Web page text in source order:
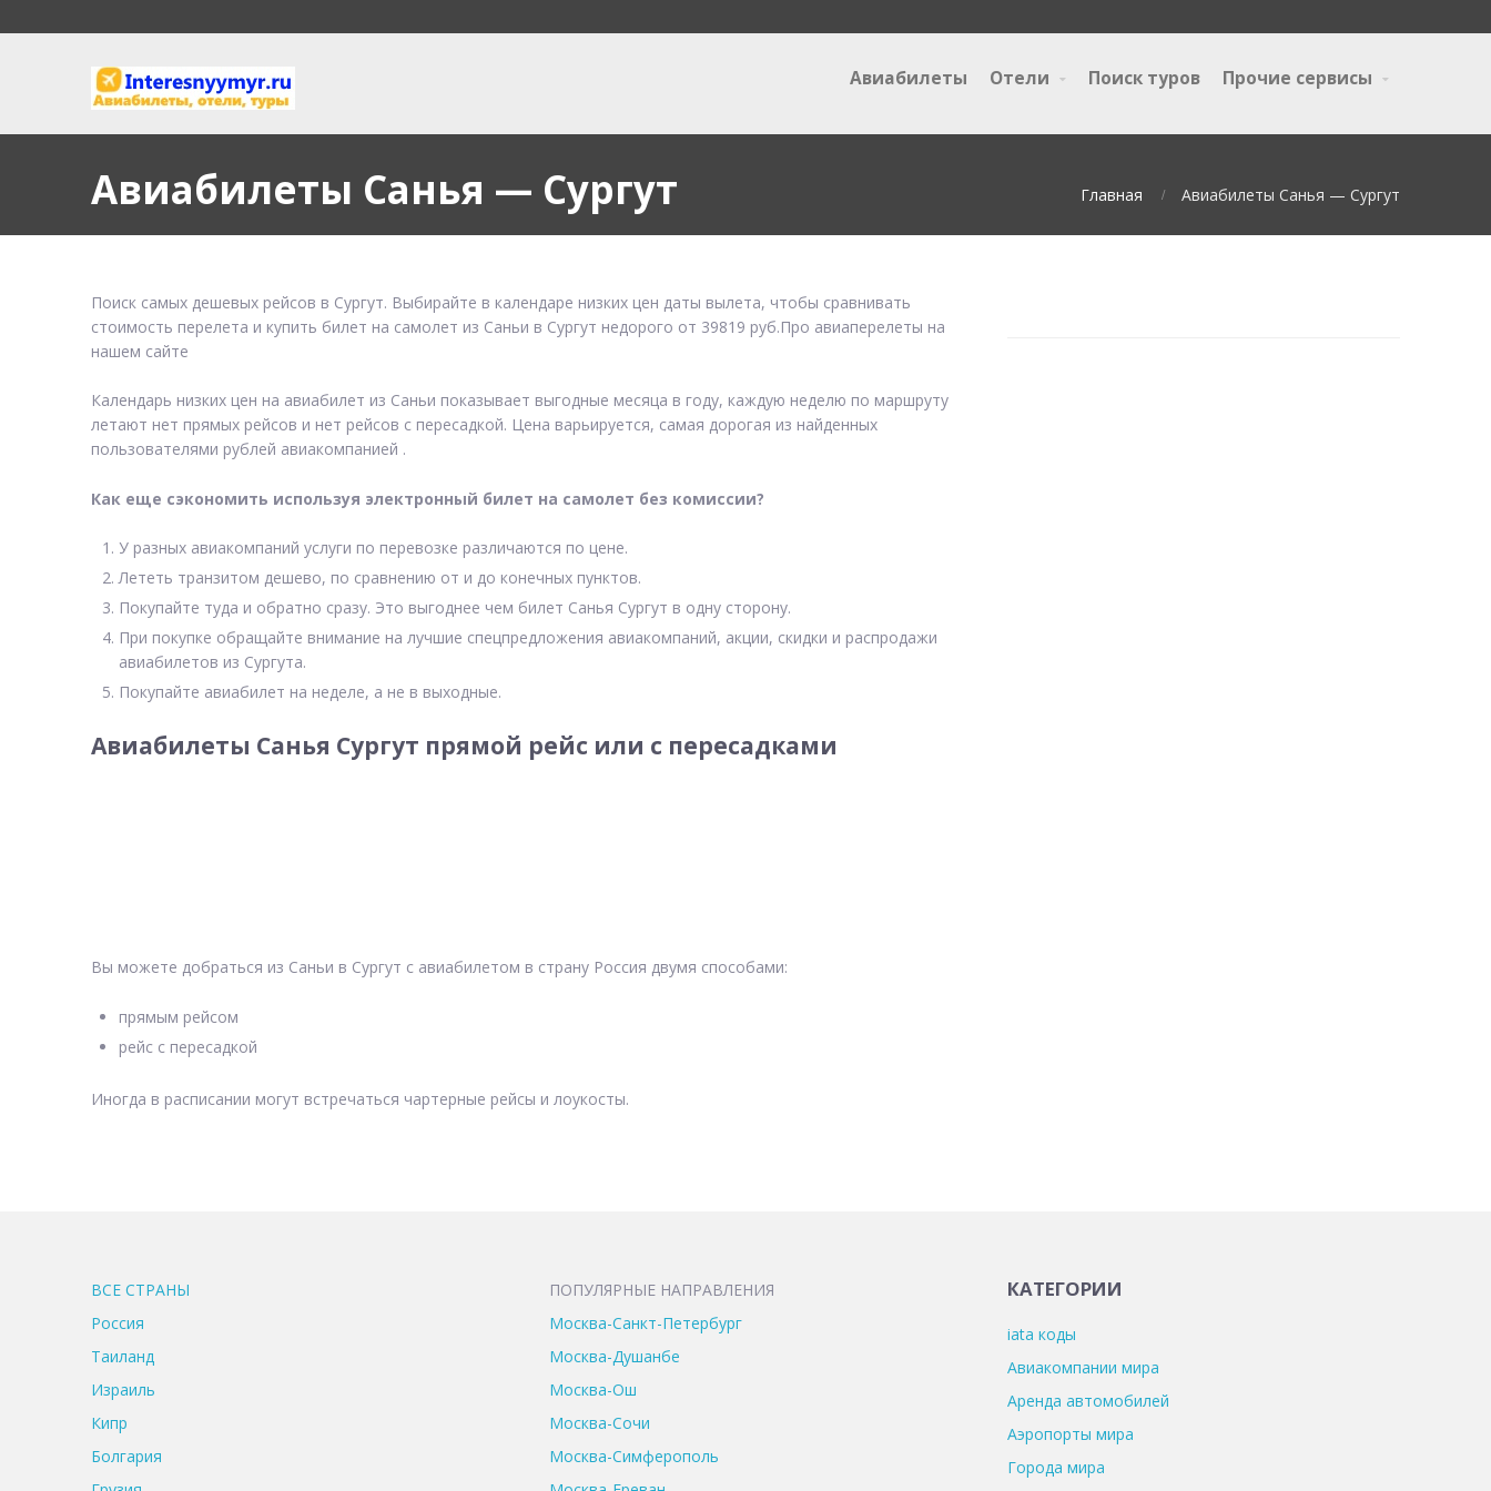
Авиабилеты Отели Поиск туров Прочие сервисы
Авиабилеты Санья — Сургут Главная Авиабилеты Санья — Сургут
Поиск самых дешевых рейсов в Сургут. Выбирайте в календаре низких цен даты вылета, чтобы сравнивать
стоимость перелета и купить билет на самолет из Саньи в Сургут недорого от 39819 руб.Про авиаперелеты на
нашем сайте
Календарь низких цен на авиабилет из Саньи показывает выгодные месяца в году, каждую неделю по маршруту
летают нет прямых рейсов и нет рейсов с пересадкой. Цена варьируется, самая дорогая из найденных
пользователями рублей авиакомпанией .
Как еще сэкономить используя электронный билет на самолет без комиссии?
У разных авиакомпаний услуги по перевозке различаются по цене.
Лететь транзитом дешево, по сравнению от и до конечных пунктов.
Покупайте туда и обратно сразу. Это выгоднее чем билет Санья Сургут в одну сторону.
При покупке обращайте внимание на лучшие спецпредложения авиакомпаний, акции, скидки и распродажи
авиабилетов из Сургута.
Покупайте авиабилет на неделе, а не в выходные.
Авиабилеты Санья Сургут прямой рейс или с пересадками
Вы можете добраться из Саньи в Сургут с авиабилетом в страну Россия двумя способами:
прямым рейсом
рейс с пересадкой
Иногда в расписании могут встречаться чартерные рейсы и лоукосты.
ВСЕ CТРАНЫ
Россия
Таиланд
Израиль
Кипр
Болгария
ПОПУЛЯРНЫЕ НАПРАВЛЕНИЯ
Москва-Санкт-Петербург
Москва-Душанбе
Москва-Ош
Москва-Сочи
Москва-Симферополь
КАТЕГОРИИ
iata коды
Авиакомпании мира
Аренда автомобилей
Аэропорты мира
Города мира